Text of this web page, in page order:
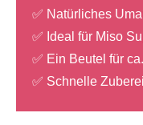
✅ Natürliches
✅ Ideal für Miso
✅ Ein Beutel für
✅ Schnelle